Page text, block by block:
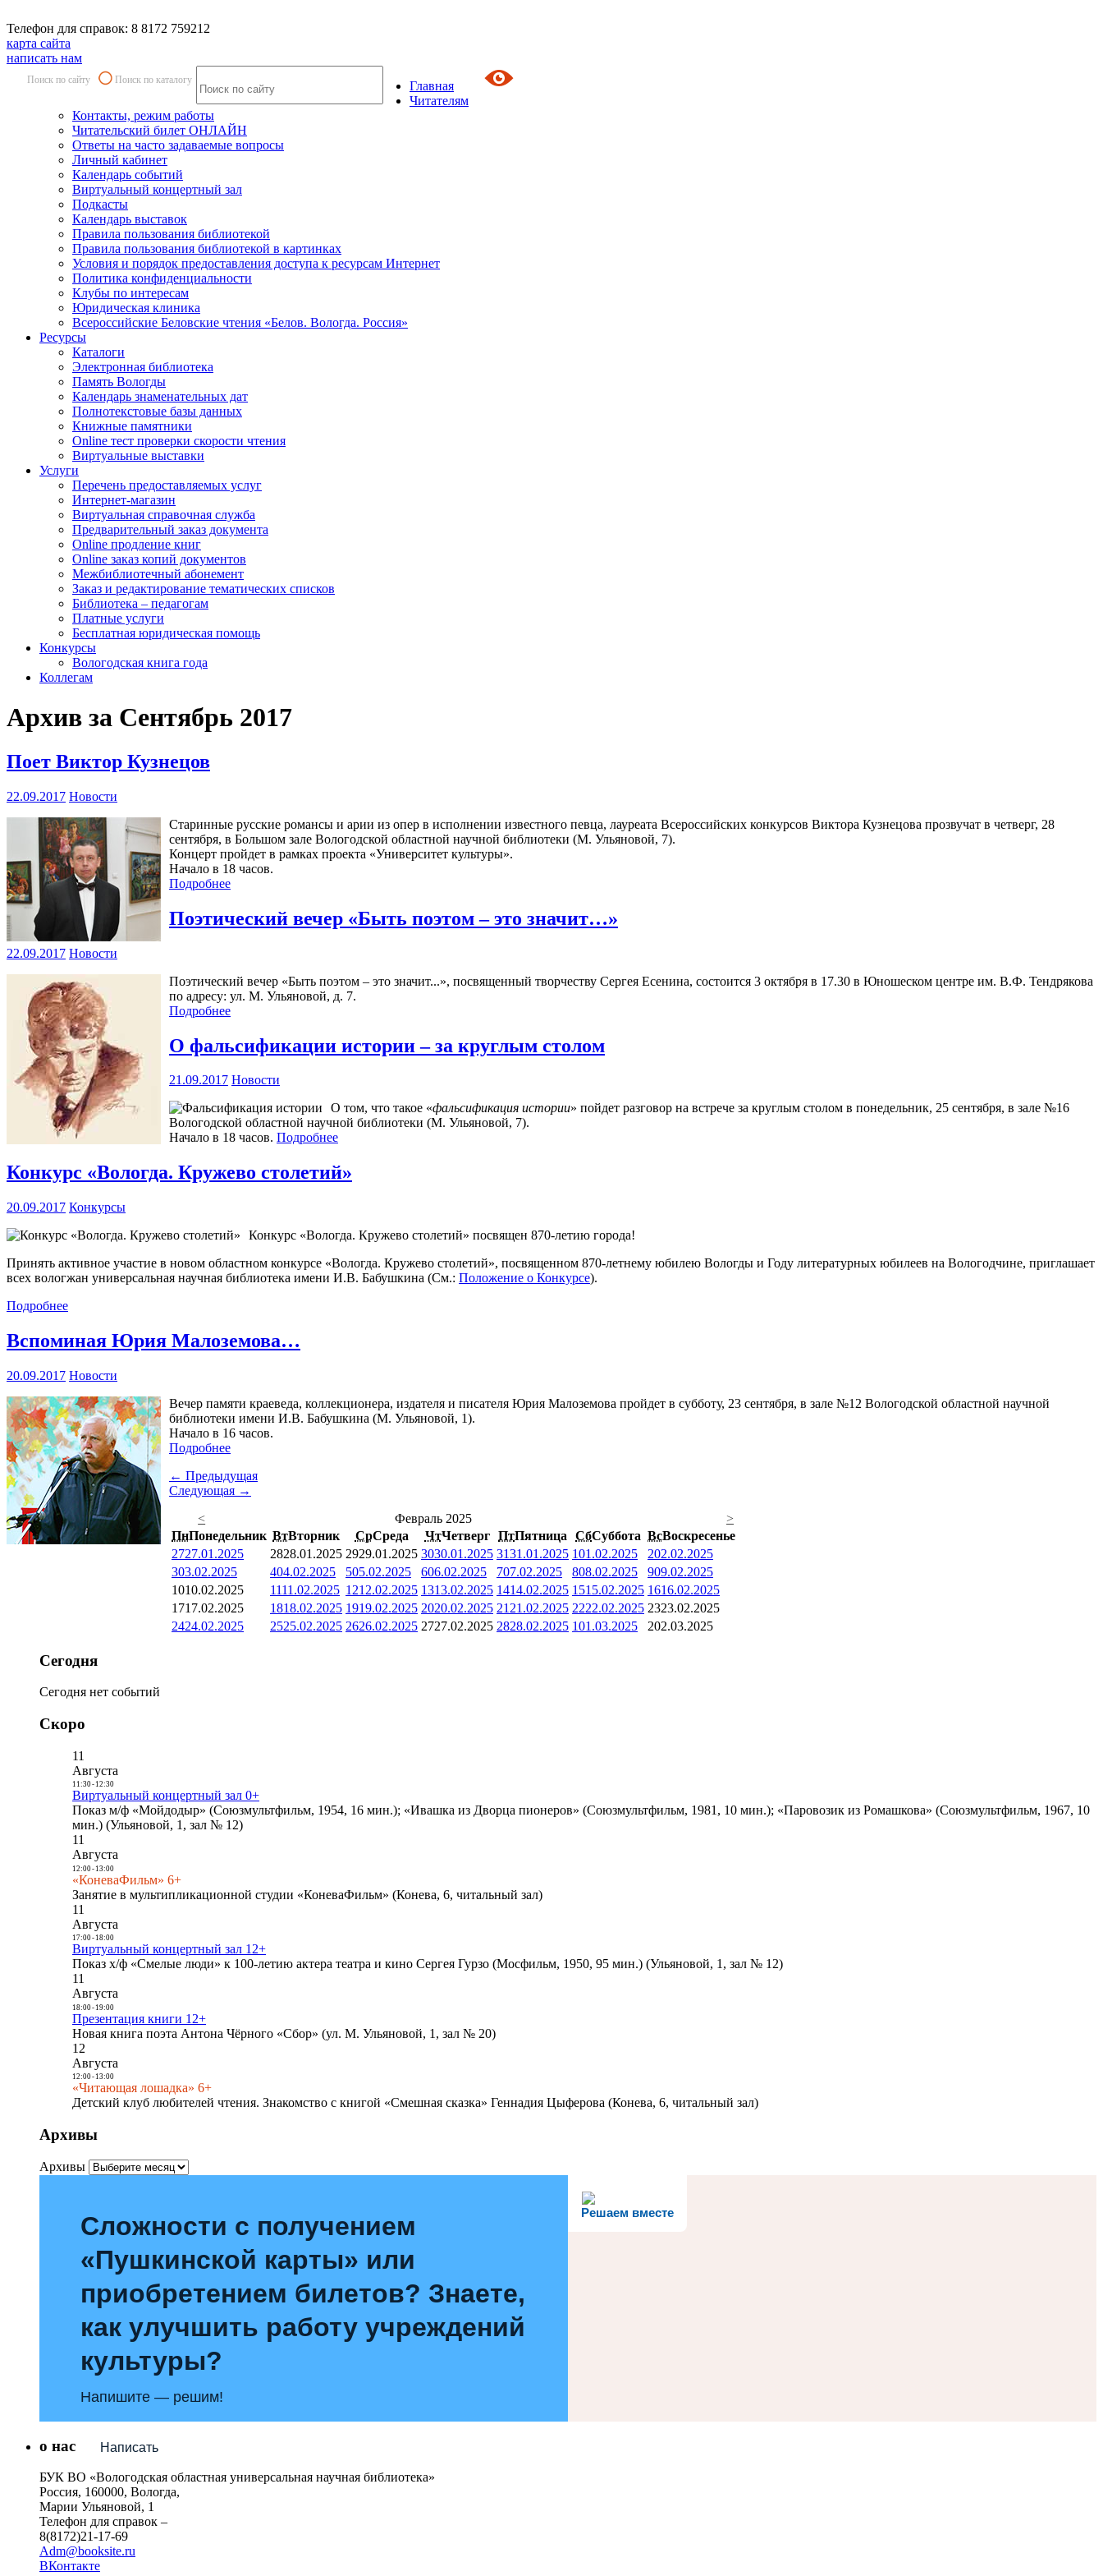
Телефон для справок: 8 8172 759212
карта сайта
написать нам
Поиск по сайту Поиск по каталогу
Главная
Читателям
Контакты, режим работы
Читательский билет ОНЛАЙН
Ответы на часто задаваемые вопросы
Личный кабинет
Календарь событий
Виртуальный концертный зал
Подкасты
Календарь выставок
Правила пользования библиотекой
Правила пользования библиотекой в картинках
Условия и порядок предоставления доступа к ресурсам Интернет
Политика конфиденциальности
Клубы по интересам
Юридическая клиника
Всероссийские Беловские чтения «Белов. Вологда. Россия»
Ресурсы
Каталоги
Электронная библиотека
Память Вологды
Календарь знаменательных дат
Полнотекстовые базы данных
Книжные памятники
Online тест проверки скорости чтения
Виртуальные выставки
Услуги
Перечень предоставляемых услуг
Интернет-магазин
Виртуальная справочная служба
Предварительный заказ документа
Online продление книг
Online заказ копий документов
Межбиблиотечный абонемент
Заказ и редактирование тематических списков
Библиотека – педагогам
Платные услуги
Бесплатная юридическая помощь
Конкурсы
Вологодская книга года
Коллегам
Архив за Сентябрь 2017
Поет Виктор Кузнецов
22.09.2017 Новости
Старинные русские романсы и арии из опер в исполнении известного певца, лауреата Всероссийских конкурсов Виктора Кузнецова прозвучат в четверг, 28
сентября, в Большом зале Вологодской областной научной библиотеки (М. Ульяновой, 7).
Концерт пройдет в рамках проекта «Университет культуры».
Начало в 18 часов.
Подробнее
Поэтический вечер «Быть поэтом – это значит…»
22.09.2017 Новости
Поэтический вечер «Быть поэтом – это значит...», посвященный творчеству Сергея Есенина, состоится 3 октября в 17.30 в Юношеском центре им. В.Ф. Тендрякова
по адресу: ул. М. Ульяновой, д. 7.
Подробнее
О фальсификации истории – за круглым столом
21.09.2017 Новости
О том, что такое «фальсификация истории» пойдет разговор на встрече за круглым столом в понедельник, 25 сентября, в зале №16
Вологодской областной научной библиотеки (М. Ульяновой, 7).
Начало в 18 часов. Подробнее
Конкурс «Вологда. Кружево столетий»
20.09.2017 Конкурсы
Конкурс «Вологда. Кружево столетий» посвящен 870-летию города!
Принять активное участие в новом областном конкурсе «Вологда. Кружево столетий», посвященном 870-летнему юбилею Вологды и Году литературных юбилеев на Вологодчине, приглашает
всех вологжан универсальная научная библиотека имени И.В. Бабушкина (См.: Положение о Конкурсе).
Подробнее
Вспоминая Юрия Малоземова…
20.09.2017 Новости
Вечер памяти краеведа, коллекционера, издателя и писателя Юрия Малоземова пройдет в субботу, 23 сентября, в зале №12 Вологодской областной научной
библиотеки имени И.В. Бабушкина (М. Ульяновой, 1).
Начало в 16 часов.
Подробнее
← Предыдущая
Следующая →
<
Февраль 2025
>
ПнПонедельник ВтВторник СрСреда ЧтЧетверг ПтПятница СбСуббота ВсВоскресенье
2727.01.2025 2828.01.2025 2929.01.2025 3030.01.2025 3131.01.2025 101.02.2025 202.02.2025
303.02.2025 404.02.2025 505.02.2025 606.02.2025 707.02.2025 808.02.2025 909.02.2025
1010.02.2025 1111.02.2025 1212.02.2025 1313.02.2025 1414.02.2025 1515.02.2025 1616.02.2025
1717.02.2025 1818.02.2025 1919.02.2025 2020.02.2025 21 21.02.2025 2222.02.2025 2323.02.2025
2424.02.2025 2525.02.2025 2626.02.2025 2727.02.2025 2828.02.2025 101.03.2025 202.03.2025
Сегодня
Сегодня нет событий
Скоро
11
Августа
11:30- 12:30
Виртуальный концертный зал 0+
Показ м/ф «Мойдодыр» (Союзмультфильм, 1954, 16 мин.); «Ивашка из Дворца пионеров» (Союзмультфильм, 1981, 10 мин.); «Паровозик из Ромашкова» (Союзмультфильм, 1967, 10
мин.) (Ульяновой, 1, зал № 12)
11
Августа
12:00- 13:00
«КоневаФильм» 6+
Занятие в мультипликационной студии «КоневаФильм» (Конева, 6, читальный зал)
11
Августа
17:00- 18:00
Виртуальный концертный зал 12+
Показ х/ф «Смелые люди» к 100-летию актера театра и кино Сергея Гурзо (Мосфильм, 1950, 95 мин.) (Ульяновой, 1, зал № 12)
11
Августа
18:00- 19:00
Презентация книги 12+
Новая книга поэта Антона Чёрного «Сбор» (ул. М. Ульяновой, 1, зал № 20)
12
Августа
12:00- 13:00
«Читающая лошадка» 6+
Детский клуб любителей чтения. Знакомство с книгой «Смешная сказка» Геннадия Цыферова (Конева, 6, читальный зал)
Архивы
Архивы
Решаем вместе
Сложности с получением
«Пушкинской карты» или
приобретением билетов? Знаете,
как улучшить работу учреждений
культуры?
Напишите — решим!
Написать
о нас
БУК ВО «Вологодская областная универсальная научная библиотека»
Россия, 160000, Вологда,
Марии Ульяновой, 1
Телефон для справок –
8(8172)21-17-69
Adm@booksite.ru
ВКонтакте